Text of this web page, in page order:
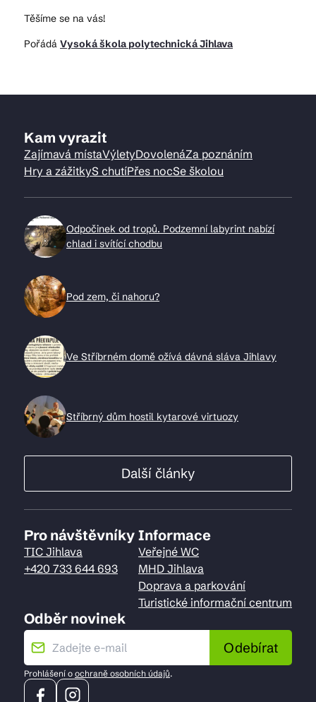
Těšíme se na vás!
Pořádá Vysoká škola polytechnická Jihlava
Kam vyrazit
Zajímavá místaVýletyDovolenáZa poznáním
Hry a zážitkyS chutíPřes nocSe školou
Odpočinek od tropů. Podzemní labyrint nabízí
chlad i svítící chodbu
Pod zem, či nahoru?
Ve Stříbrném domě ožívá dávná sláva Jihlavy
Stříbrný dům hostil kytarové virtuozy
Další články
Pro návštěvníky
TIC Jihlava
+420 733 644 693
Informace
Veřejné WC
MHD Jihlava
Doprava a parkování
Turistické informační centrum
Odběr novinek
Odebírat
Prohlášení o ochraně osobních údajů.